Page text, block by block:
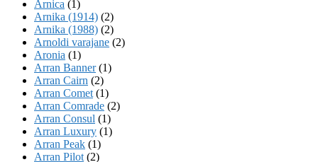
Arnica (1)
Arnika (1914) (2)
Arnika (1988) (2)
Arnoldi varajane (2)
Aronia (1)
Arran Banner(1)
Arran Cairn (2)
Arran Comet (1)
Arran Comrade (2)
Arran Consul (1)
Arran Luxury (1)
Arran Peak (1)
Arran Pilot (2)